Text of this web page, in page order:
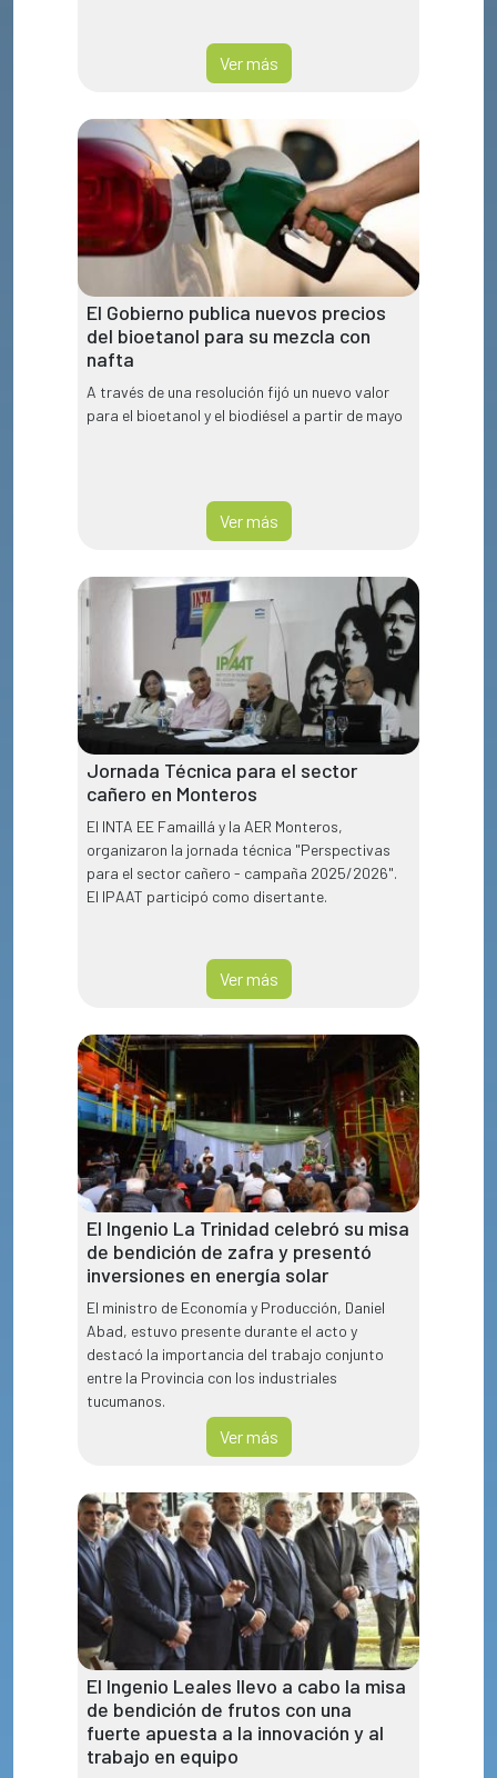
Ver más
El Gobierno publica nuevos precios
del bioetanol para su mezcla con
nafta
A través de una resolución fijó un nuevo valor
para el bioetanol y el biodiésel a partir de mayo
Ver más
Jornada Técnica para el sector
cañero en Monteros
El INTA EE Famaillá y la AER Monteros,
organizaron la jornada técnica "Perspectivas
para el sector cañero - campaña 2025/2026".
El IPAAT participó como disertante.
Ver más
El Ingenio La Trinidad celebró su misa
de bendición de zafra y presentó
inversiones en energía solar
El ministro de Economía y Producción, Daniel
Abad, estuvo presente durante el acto y
destacó la importancia del trabajo conjunto
entre la Provincia con los industriales
tucumanos.
Ver más
El Ingenio Leales llevo a cabo la misa
de bendición de frutos con una
fuerte apuesta a la innovación y al
trabajo en equipo